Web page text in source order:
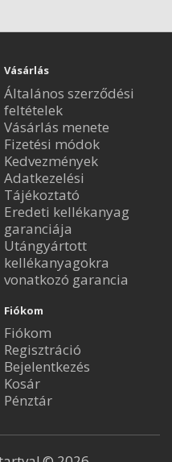
Vásárlás
Általános szerződési
feltételek
Vásárlás menete
Fizetési módok
Kedvezmények
Adatkezelési
Tájékoztató
Eredeti kellékanyag
garanciája
Utángyártott
kellékanyagokra
vonatkozó garancia
Fiókom
Fiókom
Regisztráció
Bejelentkezés
Kosár
Pénztár